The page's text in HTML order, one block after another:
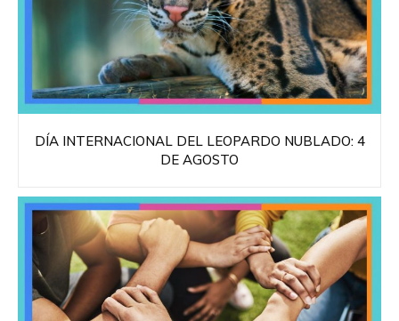
DÍA INTERNACIONAL DEL LEOPARDO NUBLADO: 4
DE AGOSTO